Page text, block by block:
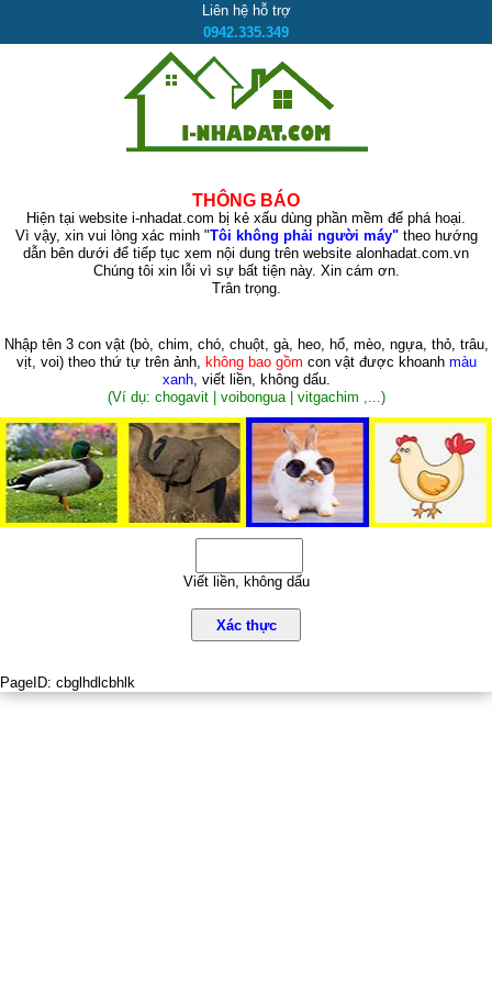
Liên hệ hỗ trợ
0942.335.349
THÔNG BÁO
Hiện tại website i-nhadat.com bị kẻ xấu dùng phần mềm để phá hoại.
Vì vậy, xin vui lòng xác minh "Tôi không phải người máy"theo hướng
dẫn bên dưới để tiếp tục xem nội dung trên website alonhadat.com.vn
Chúng tôi xin lỗi vì sự bất tiện này. Xin cám ơn.
Trân trọng.
Nhập tên 3 con vật (bò, chim, chó, chuột, gà, heo, hổ, mèo, ngựa, thỏ, trâu,
vịt, voi)theo thứ tự trên ảnh, không bao gồm con vật được khoanh màu
xanh, viết liền, không dấu.
(Ví dụ: chogavit | voibongua | vitgachim ,...)
Viết liền, không dấu
Xác thực
PageID: cbglhdlcbhlk